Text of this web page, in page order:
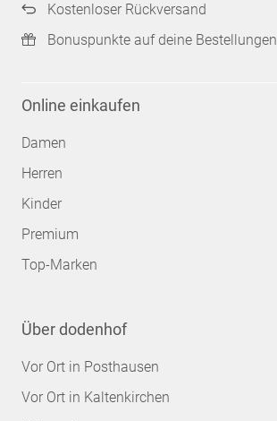
Kostenloser Rückversand
Bonuspunkte auf deine Bestellungen
Online einkaufen
Damen
Herren
Kinder
Premium
Top-Marken
Über dodenhof
Vor Ort in Posthausen
Vor Ort in Kaltenkirchen